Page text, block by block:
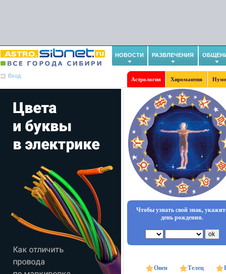
НОВОСТИ РАЗВЛЕЧЕНИЯ
Вход
Астрология Хиромантия
Чтобы узнать свой знак,
день рождения.
Овен Телец